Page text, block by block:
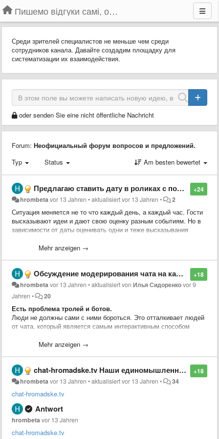
Пишемо відгуки самі, обговорюємо інші ідеї та пропозиції до Громадського Телебачення
Среди зрителей специалистов не меньше чем среди
сотрудников канала. Давайте создадим площадку для
систематизации их взаимодействия.
oder senden Sie eine nicht öffentliche Nachricht
Forum: Неофициальный форум вопросов и предложений.
Typ
Status Am besten bewertet
+24
Предлагаю ставить дату в роликах с пометкой "повтор"
hrombetavor 13 Jahren •aktualisiertvor 13 Jahren • 2
Ситуация меняется не то что каждый день, а каждый час. Гости
высказывают идеи и дают свою оценку разным событиям. Но в
зависимости от даты оценивать одни и теже высказывания
Mehr anzeigen →
+18
Обсуждение модерирования чата на канале youtube.
hrombetavor 13 Jahren •aktualisiert vonИлья Сидоренкоvor 9
Jahren • 20
Есть проблема тролей и ботов.
Люди не должны сами с ними бороться. Это отталкивает людей
от чата, который является самым интерактивным способом
того иммено его состояниеоказывает значительное влияние на
Троли и боты пытаются "розсеять толпу".
Розсеим их первыми!
Со своей стороны пердлагаю организацию площадки, которая на
основе IT сообщества объединит волонтёров готовых
самоорганизоваться и оказать посильную
помощь(hromadsketvbeta.userecho.com
дневных эфиров на отдельные ролики до разноплановой IT
Mehr anzeigen →
+18
chat-hromadske.tv Наши единомышленники. Рекомендую!
hrombetavor 13 Jahren •aktualisiertvor 13 Jahren • 34
chat-hromadske.tv
Antwort
hrombetavor 13 Jahren
chat-hromadske.tv